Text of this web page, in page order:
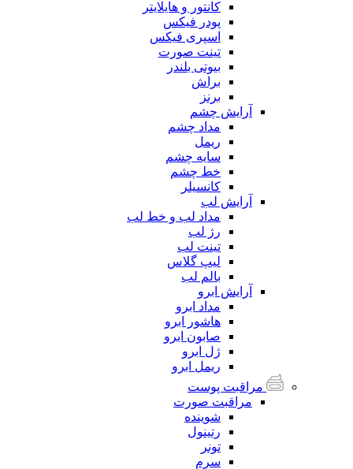
کانتور و هایلایتر
پودر فیکس
اسپری فیکس
تینت صورت
بیوتی بلندر
براش
برنز
آرایش چشم
مداد چشم
ریمل
سایه چشم
خط چشم
کانسیلر
آرایش لب
مداد لب و خط لب
رژ لب
تینت لب
لیپ گلاس
بالم لب
آرایش ابرو
مداد ابرو
هاشور ابرو
صابون ابرو
ژل ابرو
ریمل ابرو
مراقبت پوست
مراقبت صورت
شوینده
رتینول
تونر
سرم